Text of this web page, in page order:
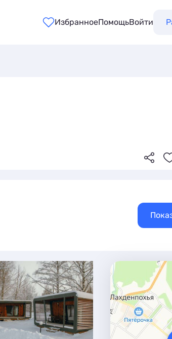
ИзбранноеПомощьВойти